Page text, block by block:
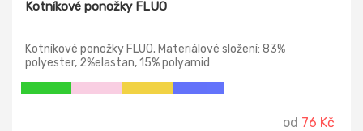
Kotníkové ponožky FLUO
Kotníkové ponožky FLUO. Materiálové složení: 83%
polyester, 2%elastan, 15% polyamid
od 76 Kč